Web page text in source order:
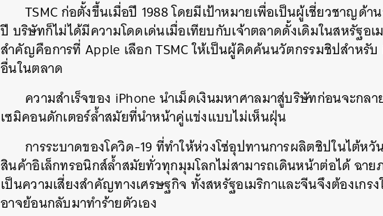
TSMC ก่อตั้งขึ้นเมื่อปี 1988 โดยมีเป้าหมายเพื่อเป็นผู้เชี่ยวชาญด้
ปี บริษัทก็ไม่ได้มีความโดดเด่นเมื่อเทียบกับเจ้าตลาดดั้งเดิมในสหรัฐ
สำคัญคือการที่ Apple เลือก TSMC ให้เป็นผู้คิดค้นนวัตกรรมชิปสำหรับ
อื่นในตลาด
ความสำเร็จของ iPhone นำเม็ดเงินมหาศาลมาสู่บริษัทก่อนจะก
เซมิคอนดักเตอร์ล้ำสมัยที่นำหน้าคู่แข่งแบบไม่เห็นฝุ่น
การระบาดของโควิด-19 ที่ทำให้ห่วงโซ่อุปทานการผลิตชิปในไต้ห
สินค้าอิเล็กทรอนิกส์ล้ำสมัยทั่วทุกมุมโลกไม่สามารถเดินหน้าต่อได้ ฉาย
เป็นความเสี่ยงสำคัญทางเศรษฐกิจ ทั้งสหรัฐอเมริกาและจีนจึงต้องเกร
อาจย้อนกลับมาทำร้ายตัวเอง